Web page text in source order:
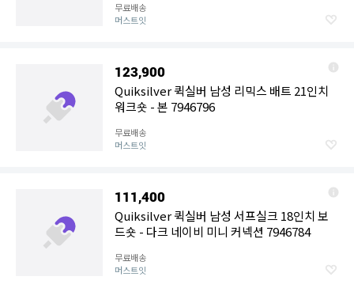
무료배송
머스트잇
123,900
Quiksilver 퀵실버 남성 리믹스 배트 21인치
워크숏 - 본 7946796
무료배송
머스트잇
111,400
Quiksilver 퀵실버 남성 서프실크 18인치 보
드숏 - 다크 네이비 미니 커넥션 7946784
무료배송
머스트잇